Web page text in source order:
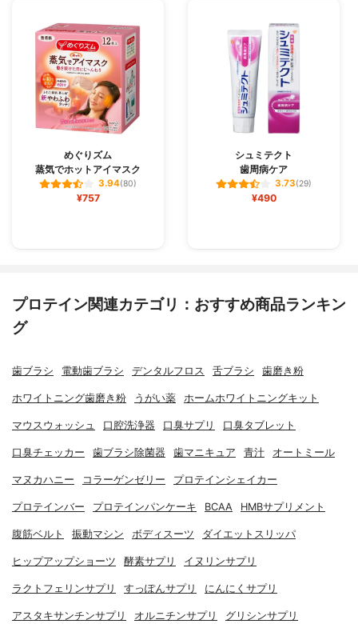
めぐりズム
蒸気でホットアイマスク
3.94(80)
¥757
シュミテクト
歯周病ケア
3.73(29)
¥490
プロテイン関連カテゴリ：おすすめ商品ランキン
グ
歯ブラシ 電動歯ブラシ デンタルフロス 舌ブラシ 歯磨き粉
ホワイトニング歯磨き粉 うがい薬 ホームホワイトニングキット
マウスウォッシュ 口腔洗浄器 口臭サプリ 口臭タブレット
口臭チェッカー 歯ブラシ除菌器 歯マニキュア 青汁 オートミール
マヌカハニー コラーゲンゼリー プロテインシェイカー
プロテインバー プロテインパンケーキ BCAA HMBサプリメント
腹筋ベルト 振動マシン ボディスーツ ダイエットスリッパ
ヒップアップショーツ 酵素サプリ イヌリンサプリ
ラクトフェリンサプリ すっぽんサプリ にんにくサプリ
アスタキサンチンサプリ オルニチンサプリ グリシンサプリ